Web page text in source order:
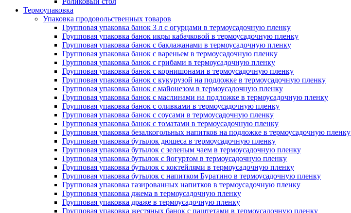
Термоупаковка
Упаковка продовольственных товаров
Групповая упаковка банок 3 л с огурцами в термоусадочную пленку
Групповая упаковка банок икры кабачковой в термоусадочную пленку
Групповая упаковка банок с баклажанами в термоусадочную пленку
Групповая упаковка банок с вареньем в термоусадочную пленку
Групповая упаковка банок с грибами в термоусадочную пленку
Групповая упаковка банок с корнишонами в термоусадочную пленку
Групповая упаковка банок с кукурузой на подложке в термоусадочную пленку
Групповая упаковка банок с майонезом в термоусадочную пленку
Групповая упаковка банок с маслинами на подложке в термоусадочную пленку
Групповая упаковка банок с оливками в термоусадочную пленку
Групповая упаковка банок с соусами в термоусадочную пленку
Групповая упаковка банок с томатами в термоусадочную пленку
Групповая упаковка безалкогольных напитков на подложке в термоусадочную пленку
Групповая упаковка бутылок дюшеса в термоусадочную пленку
Групповая упаковка бутылок с зеленым чаем в термоусадочную пленку
Групповая упаковка бутылок с йогуртом в термоусадочную пленку
Групповая упаковка бутылок с коктейлями в термоусадочную пленку
Групповая упаковка бутылок с напитком Буратино в термоусадочную пленку
Групповая упаковка газированных напитков в термоусадочную пленку
Групповая упаковка джема в термоусадочную пленку
Групповая упаковка драже в термоусадочную пленку
Групповая упаковка жестяных банок с паштетами в термоусадочную пленку